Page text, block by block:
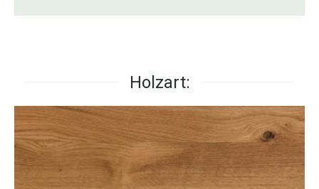
Holzart: